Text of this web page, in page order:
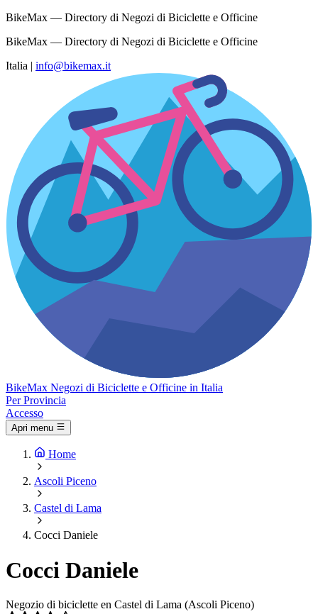
BikeMax — Directory di Negozi di Biciclette e Officine
BikeMax — Directory di Negozi di Biciclette e Officine
Italia | info@bikemax.it
BikeMax Negozi di Biciclette e Officine in Italia
Per Provincia
Accesso
Apri menu
Home
Ascoli Piceno
Castel di Lama
Cocci Daniele
Cocci Daniele
Negozio di biciclette en Castel di Lama (Ascoli Piceno)